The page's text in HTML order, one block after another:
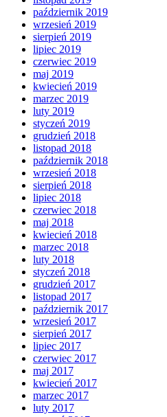
październik 2019
wrzesień 2019
sierpień 2019
lipiec 2019
czerwiec 2019
maj 2019
kwiecień 2019
marzec 2019
luty 2019
styczeń 2019
grudzień 2018
listopad 2018
październik 2018
wrzesień 2018
sierpień 2018
lipiec 2018
czerwiec 2018
maj 2018
kwiecień 2018
marzec 2018
luty 2018
styczeń 2018
grudzień 2017
listopad 2017
październik 2017
wrzesień 2017
sierpień 2017
lipiec 2017
czerwiec 2017
maj 2017
kwiecień 2017
marzec 2017
luty 2017